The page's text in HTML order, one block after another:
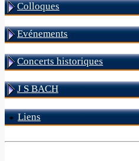
Colloques
Evénements
Concerts historiques
J S BACH
Liens